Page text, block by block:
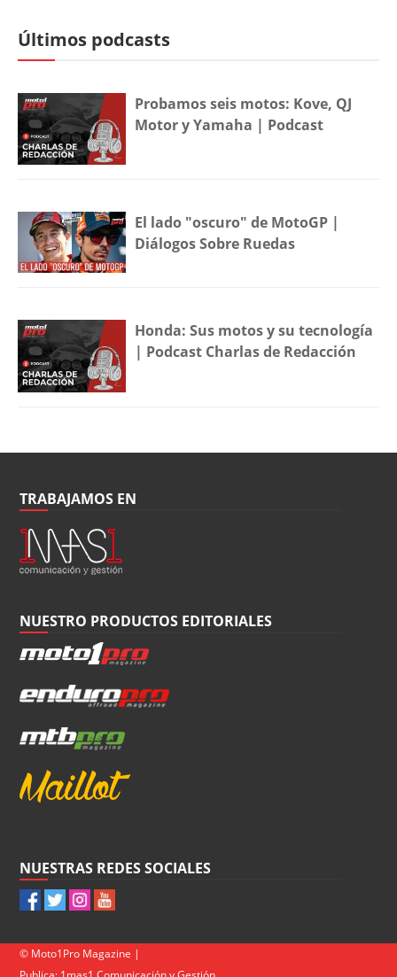
Últimos podcasts
Probamos seis motos: Kove, QJ
Motor y Yamaha | Podcast
El lado "oscuro" de MotoGP |
Diálogos Sobre Ruedas
Honda: Sus motos y su tecnología
| Podcast Charlas de Redacción
TRABAJAMOS EN
NUESTRO PRODUCTOS EDITORIALES
NUESTRAS REDES SOCIALES
© Moto1Pro Magazine |